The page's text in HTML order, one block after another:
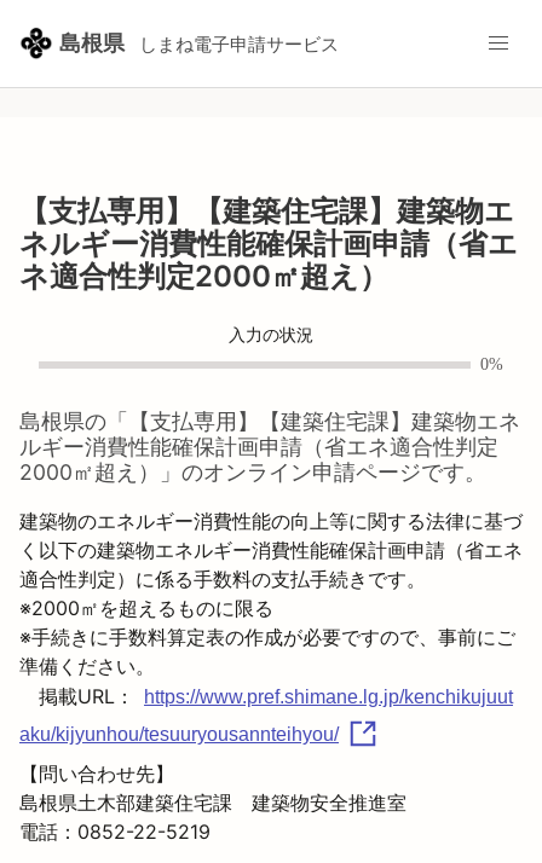
島根県 しまね電子申請サービス
【支払専用】【建築住宅課】建築物エ
ネルギー消費性能確保計画申請（省エ
ネ適合性判定2000㎡超え）
入力の状況
0%
島根県の「
【支払専用】【建築住宅課】建築物エネ
ルギー消費性能確保計画申請（省エネ適合性判定
2000㎡超え）
」のオンライン申請ページです。
建築物のエネルギー消費性能の向上等に関する法律に基づ
く以下の建築物エネルギー消費性能確保計画申請（省エネ
適合性判定）に係る手数料の支払手続きです。
※2000㎡を超えるものに限る
※手続きに手数料算定表の作成が必要ですので、事前にご
準備ください。
掲載URL：
https://www.pref.shimane.lg.jp/kenchikujuut
aku/kijyunhou/tesuuryousannteihyou/
【問い合わせ先】
島根県土木部建築住宅課　建築物安全推進室
電話：0852-22-5219